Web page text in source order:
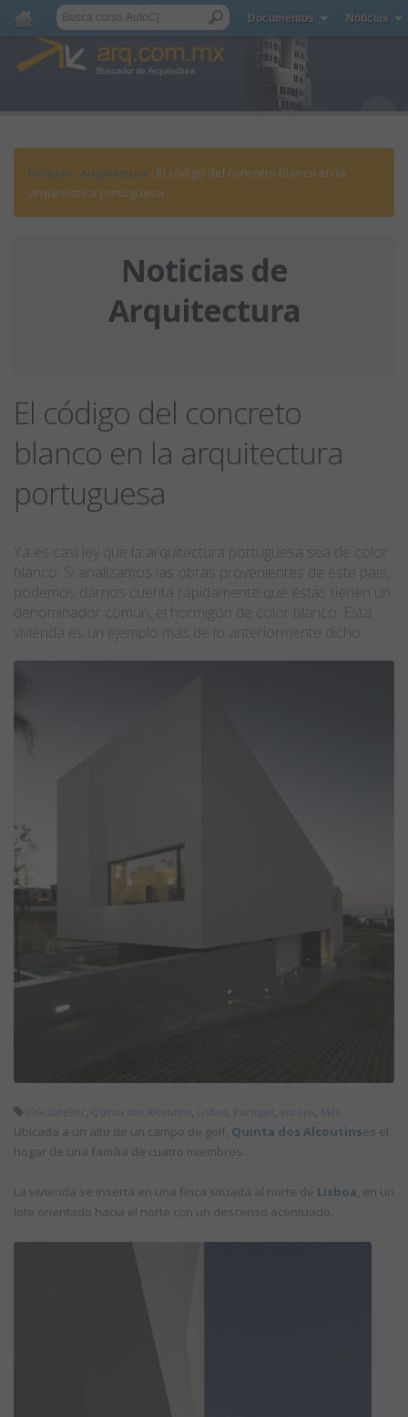
Documentos Noticias
Noticias : Arquitectura : El código del concreto blanco en la
arquitectura portuguesa
Noticias de
Arquitectura
El código del concreto
blanco en la arquitectura
portuguesa
Ya es casi ley que la arquitectura portuguesa sea de color
blanco. Si analizamos las obras provenientes de este país,
podemos darnos cuenta rápidamente que éstas tienen un
denominador común, el hormigón de color blanco. Esta
vivienda es un ejemplo más de lo anteriormente dicho.
GGLLatelier , Quinta dos Alcoutins, Lisboa, Portugal, europa, Más...
Ubicada a un alto de un campo de golf, Quinta dos Alcoutinses el
hogar de una familia de cuatro miembros.
La vivienda se inserta en una finca situada al norte de Lisboa, en un
lote orientado hacia el norte con un descenso acentuado.